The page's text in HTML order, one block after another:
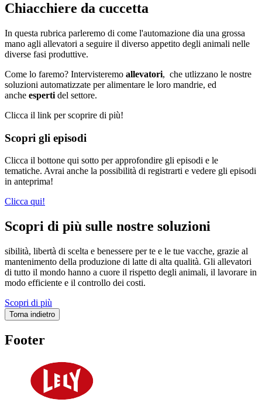
Chiacchiere da cuccetta
In questa rubrica parleremo di come l'automazione dia una grossa
mano agli allevatori a seguire il diverso appetito degli animali nelle
diverse fasi produttive.
Come lo faremo? Intervisteremo allevatori, che utlizzano le nostre
soluzioni automatizzate per alimentare le loro mandrie, ed
anche esperti del settore.
Clicca il link per scoprire di più!
Scopri gli episodi
Clicca il bottone qui sotto per approfondire gli episodi e le
tematiche. Avrai anche la possibilità di registrarti e vedere gli episodi
in anteprima!
Clicca qui!
Scopri di più sulle nostre soluzioni
sibilità, libertà di scelta e benessere per te e le tue vacche, grazie al
mantenimento della produzione di latte di alta qualità. Gli allevatori
di tutto il mondo hanno a cuore il rispetto degli animali, il lavorare in
modo efficiente e il controllo dei costi.
Scopri di più
Torna indietro
Footer